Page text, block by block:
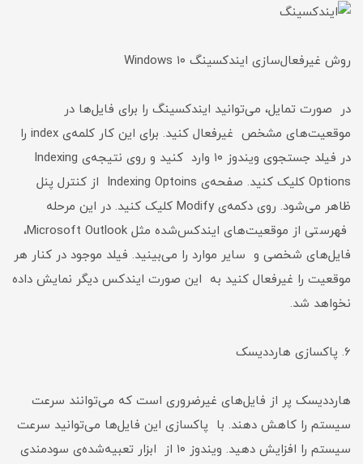
روش غیرفعال‌سازی ایندکسینگ Windows ۱۰
در صورت تمایل، می‌توانید ایندکسینگ را برای فایل‌ها در
موقعیت‌های مشخص غیرفعال کنید. برای این کار کلمه‌ی index را
در فیلد جستجوی ویندوز ۱۰ وارد کنید و روی نتیجه‌ی Indexing
Options کلیک کنید. صفحه‌ی Indexing Optoins از کنترل پنل
ظاهر می‌شود. روی دکمه‌ی Modify کلیک کنید. در این مرحله
فهرستی از موقعیت‌های ایندکس‌شده مثل Microsoft Outlook،
فایل‌های شخصی و سایر موارد را می‌بینید. فیلد موجود در کنار هر
موقعیت را غیرفعال کنید به این صورت ایندکس دیگر نمایش داده
نخواهد شد.
۶. پاکسازی هارددیسک
هارددیسک پر از فایل‌های غیرضروری است که می‌توانند سرعت
سیستم را کاهش دهند. با پاکسازی این فایل‌ها می‌توانید سرعت
سیستم را افزایش دهید. ویندوز ۱۰ از ابزار تعبیه‌شده‌ی سودمندی